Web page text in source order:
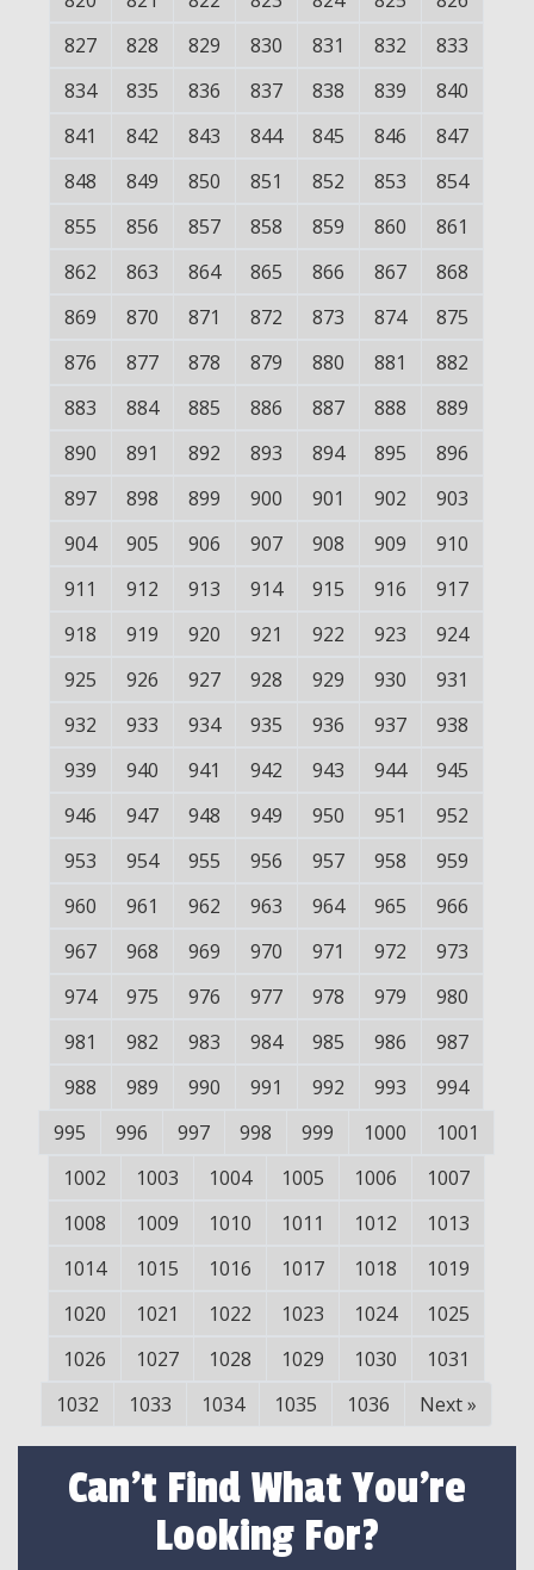
827
828 829 830 831 832
833
834
835 836 837 838 839
840
841
842 843 844 845 846
847
848
849 850 851 852 853
854
855
856 857 858 859 860
861
862
863 864 865 866 867
868
869
870 871 872 873 874
875
876
877 878 879 880 881
882
883
884 885 886 887 888
889
890
891 892 893 894 895
896
897
898 899 900 901 902
903
904
905 906 907 908 909
910
911
912 913 914 915 916
917
918
919 920 921 922 923
924
925
926 927 928 929 930
931
932
933 934 935 936 937
938
939
940 941 942 943 944
945
946
947 948 949 950 951
952
953
954 955 956 957 958
959
960
961 962 963 964 965
966
967
968 969 970 971 972
973
974
975 976 977 978 979
980
981
982 983 984 985 986
987
988
989 990 991 992 993
994
995
996 997 998 999 1000
1001
1002
1003 1004 1005 1006
1007
1008
1009 1010 1011 1012
1013
1014
1015 1016 1017 1018
1019
1020
1021 1022 1023 1024
1025
1026
1027 1028 1029 1030
1031
1032
1033 1034 1035 1036 Next»
Can't Find What You're
Looking For?